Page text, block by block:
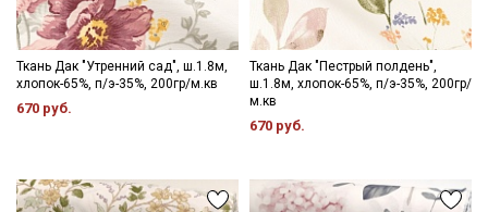
Ткань Дак "Утренний сад", ш.1.8м,
хлопок-65%, п/э-35%, 200гр/м.кв
670 руб.
Ткань Дак "Пестрый полдень",
ш.1.8м, хлопок-65%, п/э-35%, 200гр/
м.кв
670 руб.